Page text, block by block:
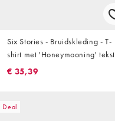
Six Stories - Bruidskleding - T-
shirt met 'Honeymooning' tekst
met kralen in wit
€ 35,39
Deal